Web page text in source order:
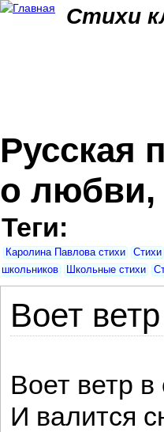
Стихи
Русская
о любви,
Теги:
Каролина Павлова стихи Стихи
школьников
Школьные стихи
Воет
Воет ветр в
И валится